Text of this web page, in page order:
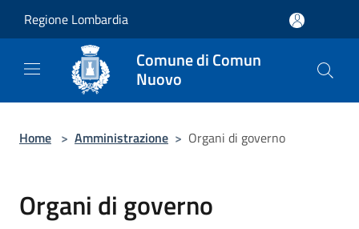
Regione Lombardia
Comune di Comun
Nuovo
Home > Amministrazione > Organi di governo
Organi di governo